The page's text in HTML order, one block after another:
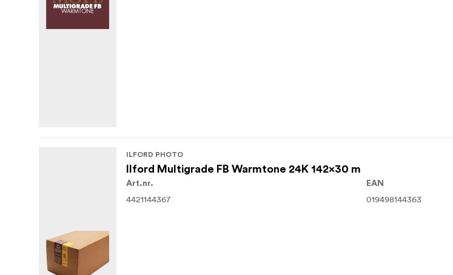
ILFORD PHOTO
Ilford Multigrade FB Warmtone 24K 142x30 m
Art.nr.
4421144367
EAN
019498144363